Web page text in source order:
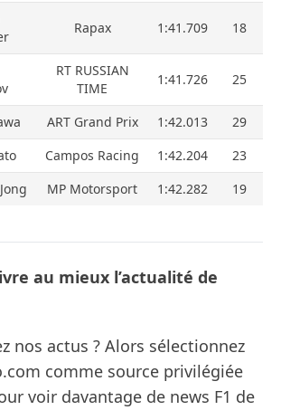
Rapax 1:41.709 18
RT RUSSIAN
TIME
1:41.726 25
ART Grand Prix 1:42.013
29
Campos Racing 1:42.204
23
MP Motorsport 1:42.282 19
au mieux l’actualité de
nos actus ? Alors sélectionnez
comme source privilégiée
voir davantage de news F1 de